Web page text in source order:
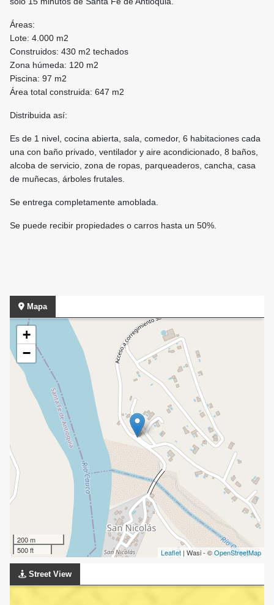
Áreas:
Lote: 4.000 m2
Construidos: 430 m2 techados
Zona húmeda: 120 m2
Piscina: 97 m2
Área total construida: 647 m2
Distribuida así:
Es de 1 nivel, cocina abierta, sala, comedor, 6 habitaciones cada
una con baño privado, ventilador y aire acondicionado, 8 baños,
alcoba de servicio, zona de ropas, parqueaderos, cancha, casa
de muñecas, árboles frutales.
Se entrega completamente amoblada.
Se puede recibir propiedades o carros hasta un 50%.
Mapa
+
−
200 m
500 ft
Leaflet | Wasi - ©OpenStreetMap
Street View